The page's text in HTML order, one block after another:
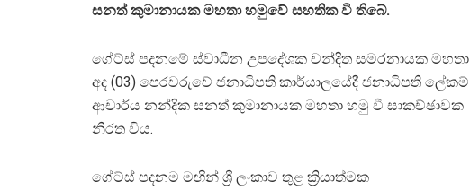
සනත් කුමානායක මහතා හමුවේ සහතික වී තිබේ.
ගේට්ස් පදනමේ ස්වාධීන උපදේශක චන්දිත සමරනායක මහතා
අද (03) පෙරවරුවේ ජනාධිපති කාර්යාලයේදී ජනාධිපති ලේකම්
ආචාර්ය නන්දික සනත් කුමානායක මහතා හමු වී සාකච්ඡාවක
නිරත විය.
ගේට්ස් පදනම මඟින් ශ්‍රී ලංකාව තුළ ක්‍රියාත්මක